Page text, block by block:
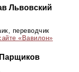
Львовский
переводчик
«Вавилон»